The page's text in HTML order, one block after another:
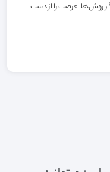
روش‌ها! فرصت را از دست